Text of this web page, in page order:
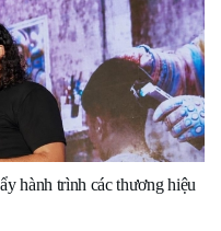
hành trình các thương hiệu